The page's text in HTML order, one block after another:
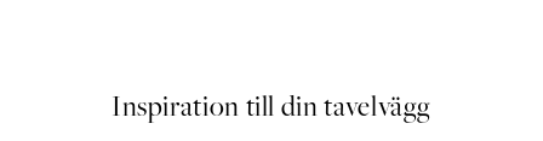
Inspiration till din tavelvägg